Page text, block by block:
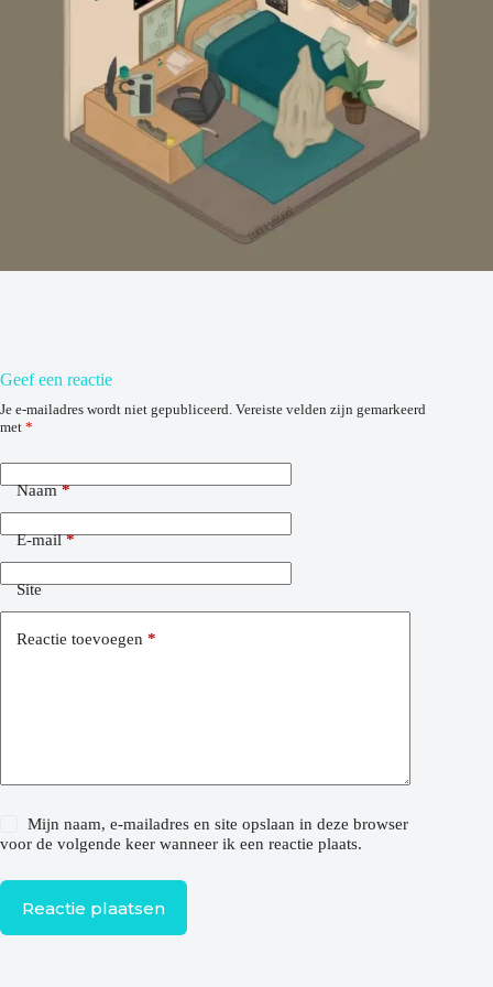
Geef een reactie
Je e-mailadres wordt niet gepubliceerd. Vereiste velden zijn gemarkeerd
met *
Naam*
E-mail*
Site
Reactie toevoegen *
Mijn naam, e-mailadres en site opslaan in deze browser
voor de volgende keer wanneer ik een reactie plaats.
Reactie plaatsen